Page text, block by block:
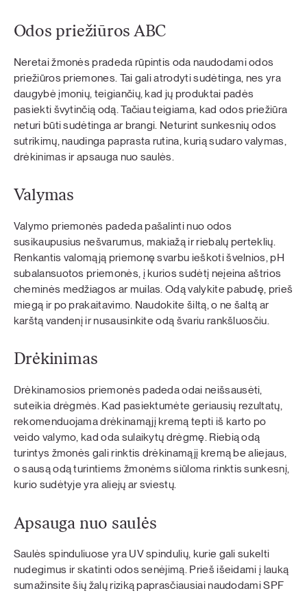
Odos priežiūros ABC
Neretai žmonės pradeda rūpintis oda naudodami odos
priežiūros priemones. Tai gali atrodyti sudėtinga, nes yra
daugybė įmonių, teigiančių, kad jų produktai padės
pasiekti švytinčią odą. Tačiau teigiama, kad odos priežiūra
neturi būti sudėtinga ar brangi. Neturint sunkesnių odos
sutrikimų, naudinga paprasta rutina, kurią sudaro valymas,
drėkinimas ir apsauga nuo saulės.
Valymas
Valymo priemonės padeda pašalinti nuo odos
susikaupusius nešvarumus, makiažą ir riebalų perteklių.
Renkantis valomąją priemonę svarbu ieškoti švelnios, pH
subalansuotos priemonės, į kurios sudėtį neįeina aštrios
cheminės medžiagos ar muilas. Odą valykite pabudę, prieš
miegą ir po prakaitavimo. Naudokite šiltą, o ne šaltą ar
karštą vandenį ir nusausinkite odą švariu rankšluosčiu.
Drėkinimas
Drėkinamosios priemonės padeda odai neišsausėti,
suteikia drėgmės. Kad pasiektumėte geriausių rezultatų,
rekomenduojama drėkinamąjį kremą tepti iš karto po
veido valymo, kad oda sulaikytų drėgmę. Riebią odą
turintys žmonės gali rinktis drėkinamąjį kremą be aliejaus,
o sausą odą turintiems žmonėms siūloma rinktis sunkesnį,
kurio sudėtyje yra aliejų ar sviestų.
Apsauga nuo saulės
Saulės spinduliuose yra UV spindulių, kurie gali sukelti
nudegimus ir skatinti odos senėjimą. Prieš išeidami į lauką
sumažinsite šių žalų riziką paprasčiausiai naudodami SPF